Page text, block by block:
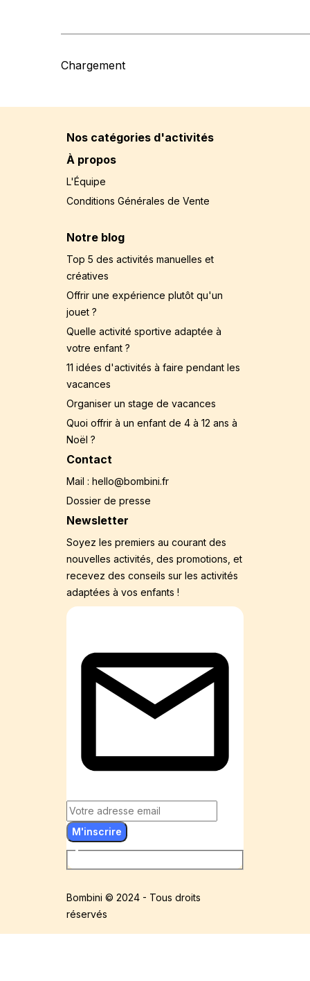
Chargement
Nos catégories d'activités
À propos
L'Équipe
Conditions Générales de Vente
Notre blog
Top 5 des activités manuelles et
créatives
Offrir une expérience plutôt qu'un
jouet ?
Quelle activité sportive adaptée à
votre enfant ?
11 idées d'activités à faire pendant les
vacances
Organiser un stage de vacances
Quoi offrir à un enfant de 4 à 12 ans à
Noël ?
Contact
Mail : hello@bombini.fr
Dossier de presse
Newsletter
Soyez les premiers au courant des
nouvelles activités, des promotions, et
recevez des conseils sur les activités
adaptées à vos enfants !
M'inscrire
Bombini © 2024 - Tous droits
réservés